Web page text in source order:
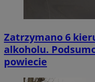
Zatrzymano 6
alkoholu.
powiecie